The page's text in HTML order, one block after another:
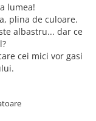
lumea!
plina de culoare.
albastru... dar ce
cei mici vor gasi